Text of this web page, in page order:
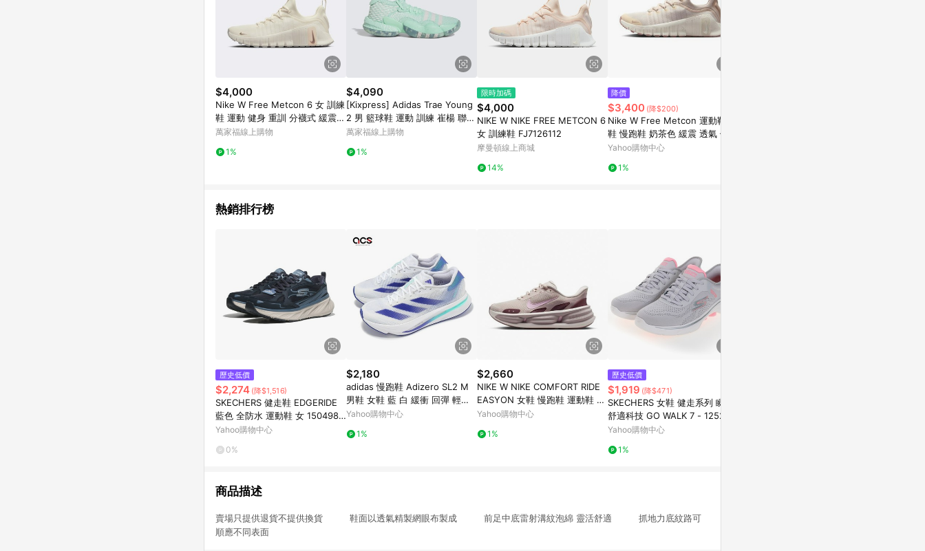
$4,000
Nike W Free Metcon 6 女 訓練
鞋 運動 健身 重訓 分襪式 緩震
象牙白 [FJ7126-100]
萬家福線上購物
1%
$4,090
[Kixpress] Adidas Trae Young
2 男 籃球鞋 運動 訓練 崔楊 聯名
款 球鞋 緩震 薄荷綠 [IG5333]
萬家福線上購物
1%
限時加碼
$4,000
NIKE W NIKE FREE METCON 6
女 訓練鞋 FJ7126112
摩曼頓線上商城
14%
降價
$3,400 (降$200)
Nike W Free Metcon 運動鞋 女
鞋 慢跑鞋 奶茶色 緩震 透氣 健身
訓練 FJ7126-011
Yahoo購物中心
1%
熱銷排行榜
歷史低價
$2,274 (降$1,516)
SKECHERS 健走鞋 EDGERIDE
藍色 全防水 運動鞋 女 150498N
VY
Yahoo購物中心
0%
$2,180
adidas 慢跑鞋 Adizero SL2 M
男鞋 女鞋 藍 白 緩衝 回彈 輕量
運動鞋 愛迪達 IF6744
Yahoo購物中心
1%
$2,660
NIKE W NIKE COMFORT RIDE
EASYON 女鞋 慢跑鞋 運動鞋 緩
震 厚底 粉紫-IF5001101
Yahoo購物中心
1%
歷史低價
$1,919 (降$471)
SKECHERS 女鞋 健走系列 瞬穿
舒適科技 GO WALK 7 - 125233
GYPK
Yahoo購物中心
1%
商品描述
賣場只提供退貨不提供換貨 鞋面以透氣精製網眼布製成 前足中底雷射溝紋泡綿 靈活舒適 抓地力底紋路可
順應不同表面